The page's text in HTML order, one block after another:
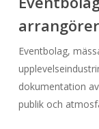
arrangörer
Eventbolag,
dokumentation
publik och